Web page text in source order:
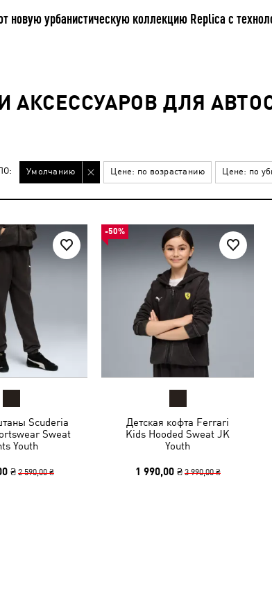
новую урбанистическую коллекцию Replica с
ДЛЯ
Умолчанию Цене: по возрастанию Цене: по
Scuderia
Sweat
Youth
₴ 2 590,00 ₴
-50%
Детская кофта Ferrari
Kids Hooded Sweat JK
Youth
1 990,00 ₴ 3 990,00 ₴